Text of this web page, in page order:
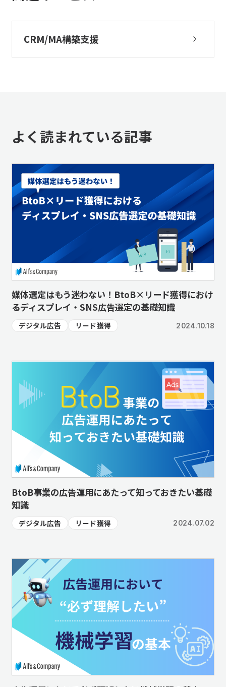
CRM/MA構築支援
よく読まれている記事
媒体選定はもう迷わない！BtoB×リード獲得におけ
るディスプレイ・SNS広告選定の基礎知識
デジタル広告 リード獲得 2024.10.18
BtoB事業の広告運用にあたって知っておきたい基礎
知識
デジタル広告 リード獲得 2024.07.02